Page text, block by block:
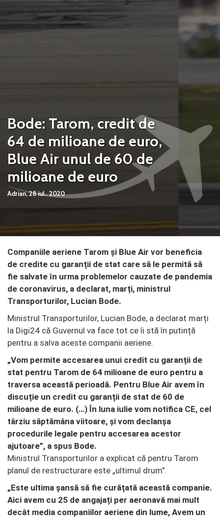
Bode: Tarom, credit de
64 de milioane de euro,
Blue Air unul de 60 de
milioane de euro
Adrian,28 iul.. 2020
Companiile aeriene Tarom și Blue Air vor beneficia
de credite cu garanții de stat care să le permită să
fie salvate în urma problemelor cauzate de pandemia
de coronavirus, a declarat, marți, ministrul
Transporturilor, Lucian Bode.
Ministrul Transporturilor, Lucian Bode, a declarat marți
la Digi24 că Guvernul va face tot ce îi stă în putință
pentru a salva aceste companii aeriene.
„Vom permite accesarea unui credit cu garanții de
stat pentru Tarom de 64 milioane de euro pentru a
traversa această perioadă. Pentru Blue Air avem în
discuție un credit cu garanții de stat de 60 de
milioane de euro. (…) În luna iulie vom notifica CE, cel
târziu săptămâna viitoare, și vom declanșa
procedurile legale pentru accesarea acestor
ajutoare”, a spus Bode.
Ministrul Transporturilor a explicat că pentru Tarom
planul de restructurare este „ultimul drum”.
„Este ultima șansă să fie curățată această companie.
Aici avem cu 25 de angajați per aeronavă mai mult
decât media companiilor aeriene din lume, Avem un